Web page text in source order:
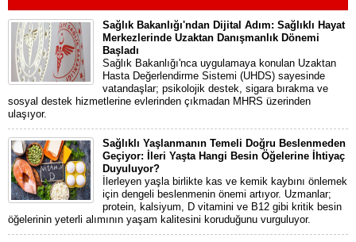
Sağlık Bakanlığı'ndan Dijital Adım: Sağlıklı Hayat
Merkezlerinde Uzaktan Danışmanlık Dönemi
Başladı
Sağlık Bakanlığı'nca uygulamaya konulan Uzaktan
Hasta Değerlendirme Sistemi (UHDS) sayesinde
vatandaşlar; psikolojik destek, sigara bırakma ve
sosyal destek hizmetlerine evlerinden çıkmadan MHRS üzerinden
ulaşıyor.
Sağlıklı Yaşlanmanın Temeli Doğru Beslenmeden
Geçiyor: İleri Yaşta Hangi Besin Öğelerine İhtiyaç
Duyuluyor?
İlerleyen yaşla birlikte kas ve kemik kaybını önlemek
için dengeli beslenmenin önemi artıyor. Uzmanlar;
protein, kalsiyum, D vitamini ve B12 gibi kritik besin
öğelerinin yeterli alımının yaşam kalitesini koruduğunu vurguluyor.